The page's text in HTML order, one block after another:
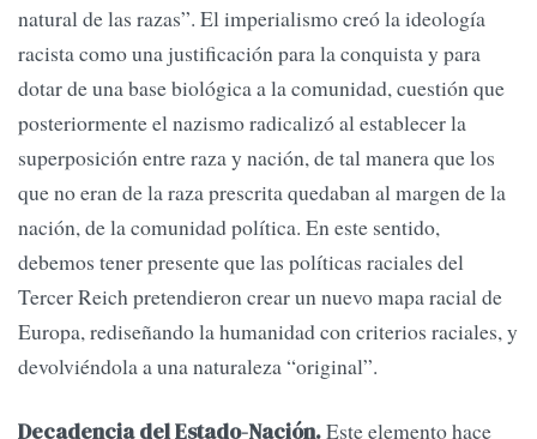
natural de las razas”. El imperialismo creó la ideología
racista como una justificación para la conquista y para
dotar de una base biológica a la comunidad, cuestión que
posteriormente el nazismo radicalizó al establecer la
superposición entre raza y nación, de tal manera que los
que no eran de la raza prescrita quedaban al margen de la
nación, de la comunidad política. En este sentido,
debemos tener presente que las políticas raciales del
Tercer Reich pretendieron crear un nuevo mapa racial de
Europa, rediseñando la humanidad con criterios raciales, y
devolviéndola a una naturaleza “original”.
Decadencia del Estado-Nación.Este elemento hace